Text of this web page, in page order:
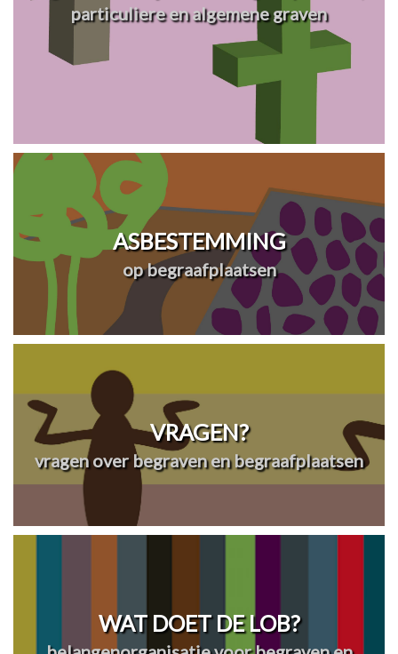
particuliere en algemene graven
ASBESTEMMING
op begraafplaatsen
VRAGEN?
vragen over begraven en begraafplaatsen
WAT DOET DE LOB?